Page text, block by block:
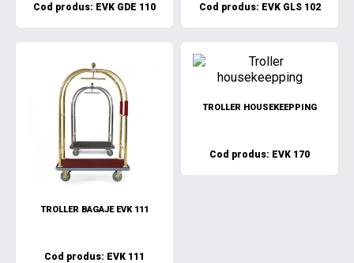
Cod produs: EVK GDE 110 Cod produs: EVK GLS 102
TROLLER BAGAJE EVK 111
Cod produs: EVK 111
TROLLER HOUSEKEEPPING
Cod produs: EVK 170